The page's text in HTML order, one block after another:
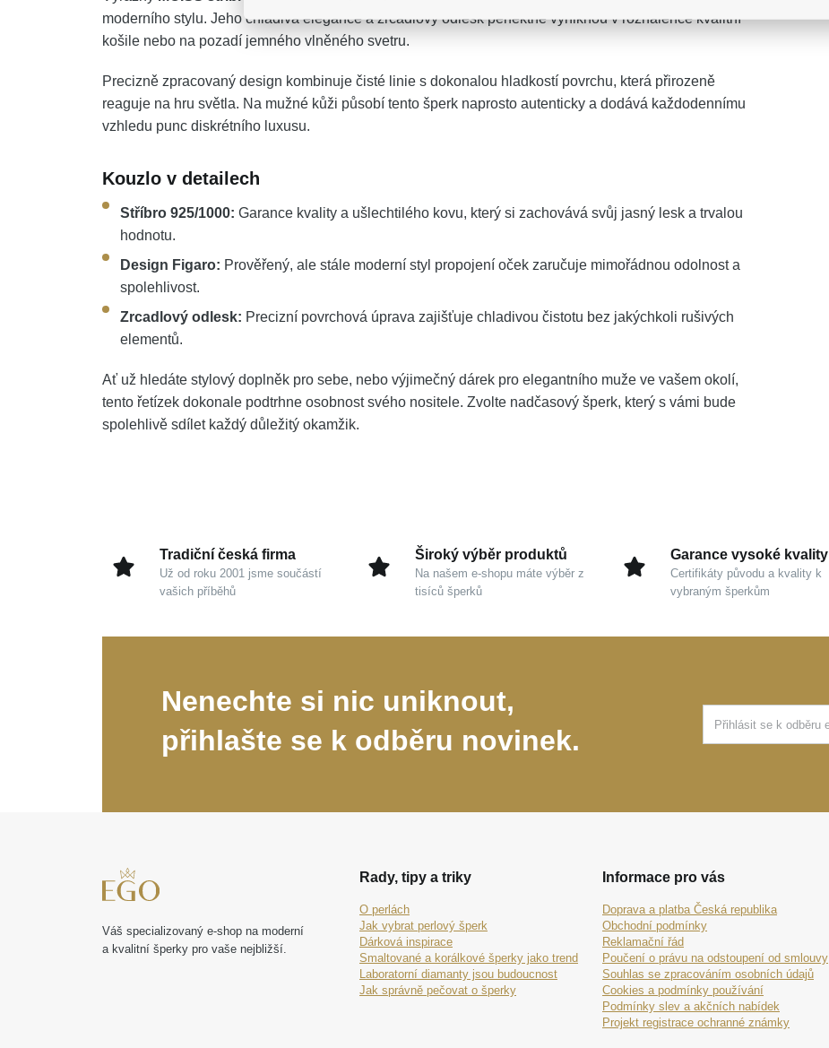
moderního stylu. Jeho chladivá elegance a zrcadlový odlesk perfektně vyniknou v rozhalence kvalitní
košile nebo na pozadí jemného vlněného svetru.
Precizně zpracovaný design kombinuje čisté linie s dokonalou hladkostí povrchu, která přirozeně
reaguje na hru světla. Na mužné kůži působí tento šperk naprosto autenticky a dodává každodennímu
vzhledu punc diskrétního luxusu.
Kouzlo v detailech
Stříbro 925/1000: Garance kvality a ušlechtilého kovu, který si zachovává svůj jasný lesk a trvalou
hodnotu.
Design Figaro: Prověřený, ale stále moderní styl propojení oček zaručuje mimořádnou odolnost a
spolehlivost.
Zrcadlový odlesk: Precizní povrchová úprava zajišťuje chladivou čistotu bez jakýchkoli rušivých
elementů.
Ať už hledáte stylový doplněk pro sebe, nebo výjimečný dárek pro elegantního muže ve vašem okolí,
tento řetízek dokonale podtrhne osobnost svého nositele. Zvolte nadčasový šperk, který s vámi bude
spolehlivě sdílet každý důležitý okamžik.
Tradiční česká firma
Už od roku 2001 jsme součástí
vašich příběhů
Široký výběr produktů
Na našem e-shopu máte výběr z
tisíců šperků
Garance vysoké kvality
Certifikáty původu a kvality k
vybraným šperkům
Nenechte si nic uniknout,
přihlašte se k odběru novinek.
Váš specializovaný e-shop na moderní
a kvalitní šperky pro vaše nejbližší.
Rady, tipy a triky
O perlách
Jak vybrat perlový šperk
Dárková inspirace
Smaltované a korálkové šperky jako trend
Laboratorní diamanty jsou budoucnost
Jak správně pečovat o šperky
Informace pro vás
Doprava a platba Česká republika
Obchodní podmínky
Reklamační řád
Poučení o právu na odstoupení od smlouvy
Souhlas se zpracováním osobních údajů
Cookies a podmínky používání
Podmínky slev a akčních nabídek
Projekt registrace ochranné známky